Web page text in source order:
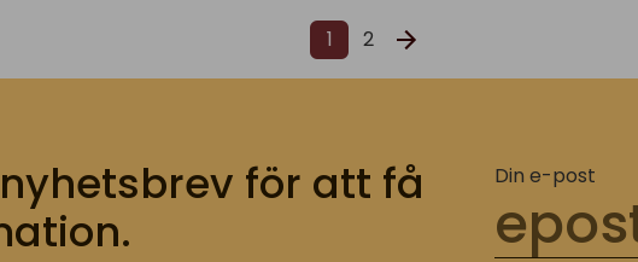
1 2
för att få
Din e-post